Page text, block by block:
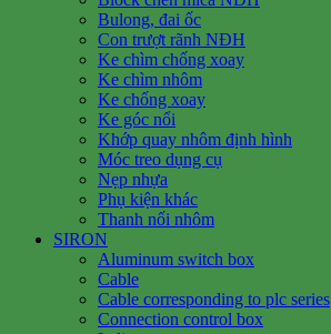
Bulong, đai ốc
Con trượt rãnh NĐH
Ke chìm chống xoay
Ke chìm nhôm
Ke chống xoay
Ke góc nổi
Khớp quay nhôm định hình
Móc treo dụng cụ
Nẹp nhựa
Phụ kiện khác
Thanh nối nhôm
SIRON
Aluminum switch box
Cable
Cable corresponding to plc series
Connection control box